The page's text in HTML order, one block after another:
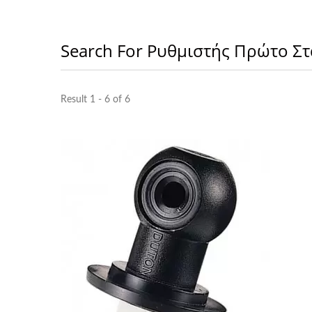
Search For Ρυθμιστής Πρώτο
Result 1 - 6 of 6